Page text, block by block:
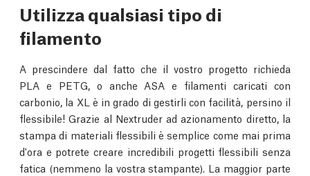
Utilizza qualsiasi tipo di
filamento
A prescindere dal fatto che il vostro progetto richieda
PLA e PETG, o anche ASA e filamenti caricati con
carbonio, la XL è in grado di gestirli con facilità, persino il
flessibile! Grazie al Nextruder ad azionamento diretto, la
stampa di materiali flessibili è semplice come mai prima
d'ora e potrete creare incredibili progetti flessibili senza
fatica (nemmeno la vostra stampante). La maggior parte